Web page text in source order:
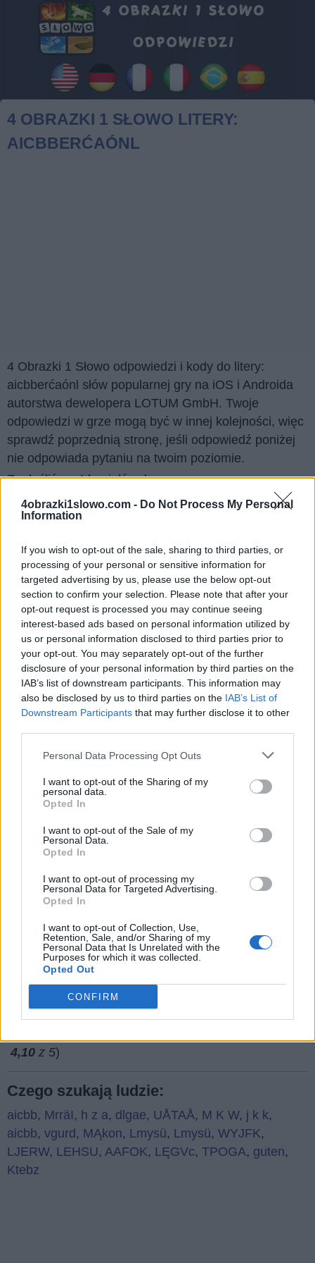
4obrazki1slowo.com - Do Not Process My Personal
Information
If you wish to opt-out of the sale, sharing to third parties, or
processing of your personal or sensitive information for
targeted advertising by us, please use the below opt-out
section to confirm your selection. Please note that after your
opt-out request is processed you may continue seeing
interest-based ads based on personal information utilized by
us or personal information disclosed to third parties prior to
your opt-out. You may separately opt-out of the further
disclosure of your personal information by third parties on the
IAB’s list of downstream participants. This information may
also be disclosed by us to third parties on the IAB’s List of
Downstream Participants that may further disclose it to other
Personal Data Processing Opt Outs
I want to opt-out of the Sharing of my
personal data.
Opted In
I want to opt-out of the Sale of my
Personal Data.
Opted In
I want to opt-out of processing my
Personal Data for Targeted Advertising.
Opted In
I want to opt-out of Collection, Use,
Retention, Sale, and/or Sharing of my
Personal Data that Is Unrelated with the
Purposes for which it was collected.
Opted Out
CONFIRM
4 OBRAZKI 1 SŁOWO LITERY:
AICBBERĆAÓNL
4 Obrazki 1 Słowo odpowiedzi i kody do litery:
aicbberćaónl słów popularnej gry na iOS i Androida
autorstwa dewelopera LOTUM GmbH. Twoje
odpowiedzi w grze mogą być w innej kolejności, więc
sprawdź poprzednią stronę, jeśli odpowiedź poniżej
nie odpowiada pytaniu na twoim poziomie.
Znaleźliśmy 4 łamigłówek.
Wyszukaj według liter, wprowadź
wszystkie litery:
Wyszukaj
według
liter,
wprowadź
wszystkie
litery:
Szukaj
Kliknij na zdjęcie, aby zobaczyć odpowiedź.
Co sądzisz o naszej stronie?
4,10 z 5)
Czego szukają ludzie:
aicbb, MrräI , h z a, dlgae, UÅTAÅ, M K W, j k k,
aicbb, vgurd , MĄkon, Lmysü, Lmysü, WYJFK,
LJERW, LEHSU, AAFOK, LĘGVc, TPOGA, guten,
Ktebz